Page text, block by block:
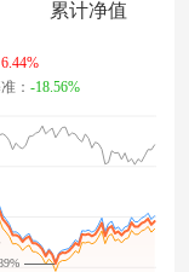
累计净值
6.44%
： -18.56%